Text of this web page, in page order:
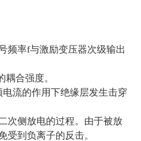
频率f与激励变压器次级输出
合强度。
流的作用下绝缘层发生击穿
次侧放电的过程。由于被放
到负离子的反击。